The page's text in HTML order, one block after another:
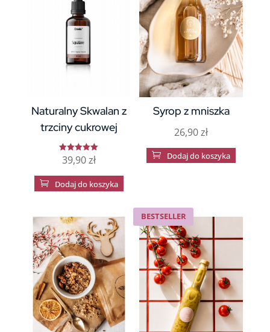
Naturalny Skwalan z
trzciny cukrowej
Oceniono
5
39,90zł
 Dodaj do koszyka
Syrop z mniszka
26,90zł
 Dodaj do koszyka
BESTSELLER